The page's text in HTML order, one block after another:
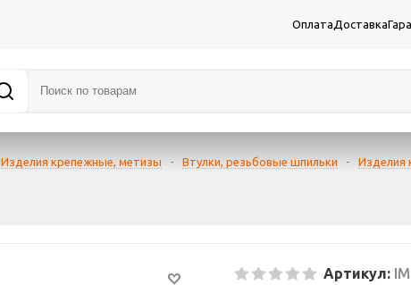
ОплатаДоставка
Изделия крепежные, метизы - Втулки, резьбовые шпильки - Изделия
Артикул: